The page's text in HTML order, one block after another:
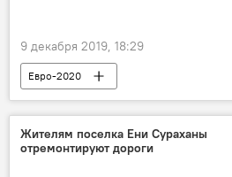
9 декабря 2019, 18:29
Евро-2020
Жителям поселка Ени Сураханы
отремонтируют дороги